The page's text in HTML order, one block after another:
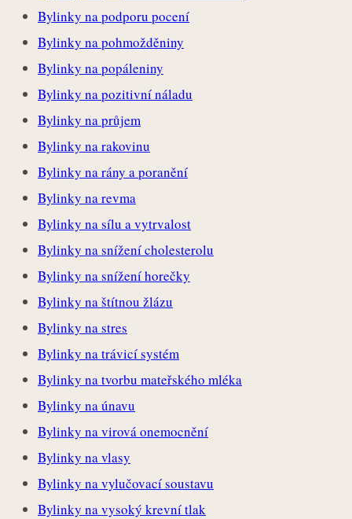
Bylinky na podporu pocení
Bylinky na pohmožděniny
Bylinky na popáleniny
Bylinky na pozitivní náladu
Bylinky na průjem
Bylinky na rakovinu
Bylinky na rány a poranění
Bylinky na revma
Bylinky na sílu a vytrvalost
Bylinky na snížení cholesterolu
Bylinky na snížení horečky
Bylinky na štítnou žlázu
Bylinky na stres
Bylinky na trávicí systém
Bylinky na tvorbu mateřského mléka
Bylinky na únavu
Bylinky na virová onemocnění
Bylinky na vlasy
Bylinky na vylučovací soustavu
Bylinky na vysoký krevní tlak